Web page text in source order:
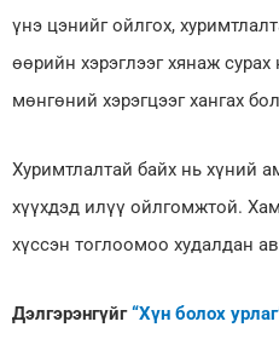
үнэ цэнийг ойлгох,
өөрийн хэрэглээг хянаж
мөнгөний хэрэгцээг хангах
Хуримтлалтай байх нь хүний
хүүхдэд илүү ойлгомжтой.
хүссэн тоглоомоо худалдан
Дэлгэрэнгүйг“Хүн болох